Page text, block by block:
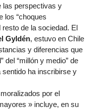
las perspectivas y
los “choques
resto de la sociedad. El
Gyldén, estuvo en Chile
y diferencias que
del “millón y medio” de
sentido ha inscribirse y
por el
» incluye, en su